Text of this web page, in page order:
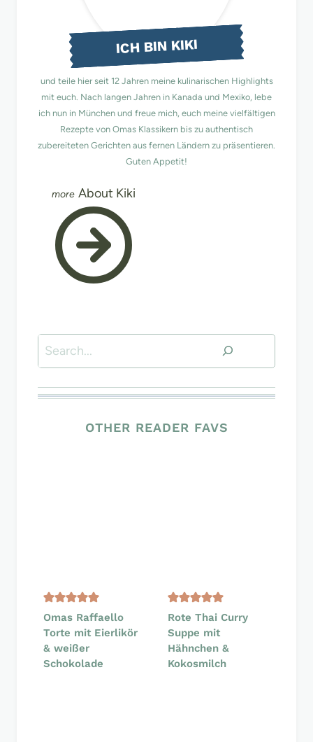
ICH BIN KIKI
und teile hier seit 12 Jahren meine kulinarischen Highlights
mit euch. Nach langen Jahren in Kanada und Mexiko, lebe
ich nun in München und freue mich, euch meine vielfältigen
Rezepte von Omas Klassikern bis zu authentisch
zubereiteten Gerichten aus fernen Ländern zu präsentieren.
Guten Appetit!
About Kiki
Suchen
OTHER READER FAVS
Omas Raffaello
Torte mit Eierlikör
& weißer
Schokolade
Rote Thai Curry
Suppe mit
Hähnchen &
Kokosmilch